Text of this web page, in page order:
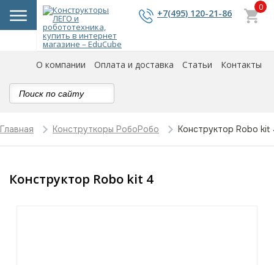
+7(495) 120-21-86
0
О компании Оплата и доставка Статьи Контакты
Главная Конструткоры РобоРобо Конструктор Robo kit
Конструктор Robo kit 4